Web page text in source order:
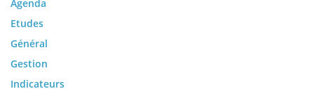
Agenda
Etudes
Général
Gestion
Indicateurs